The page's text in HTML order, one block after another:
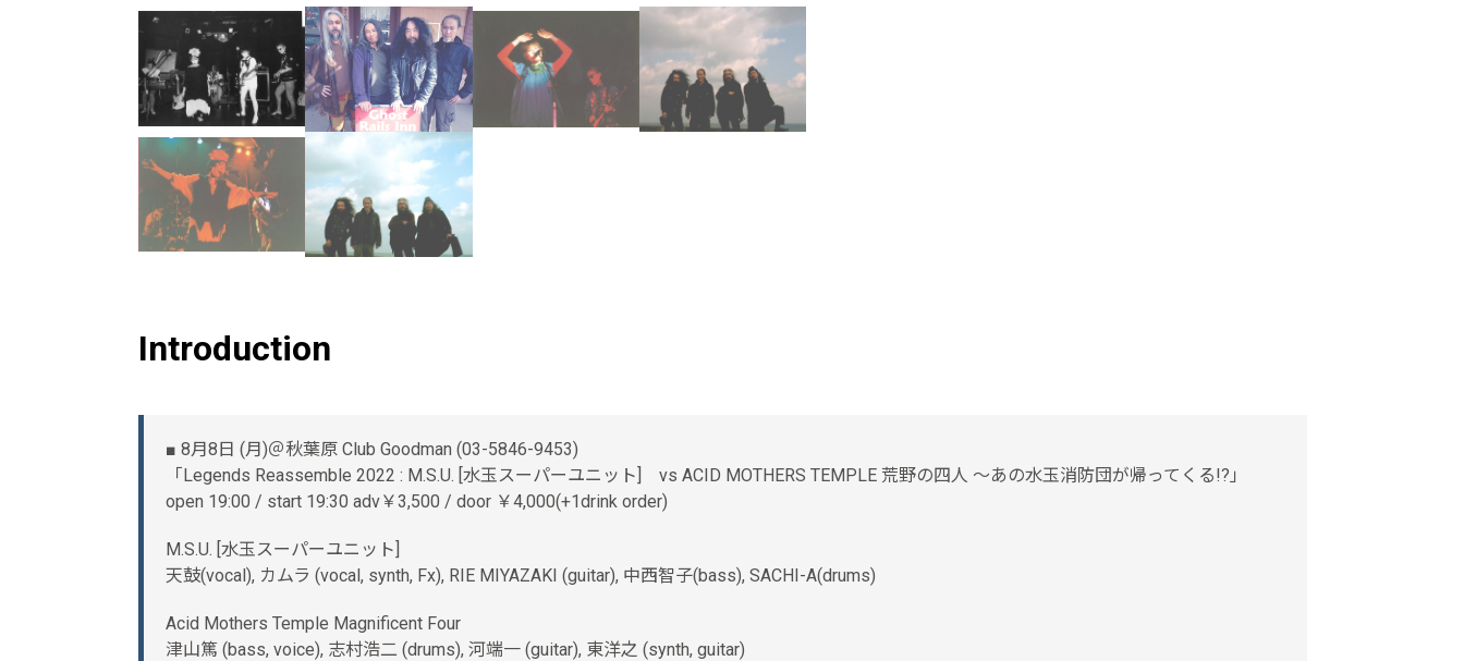
Introduction
■ 8月8日 (月)＠秋葉原 Club Goodman (03-5846-9453)
「Legends Reassemble 2022 : M.S.U. [水玉スーパーユニット] vs ACID MOTHERS TEMPLE 荒野の四人 ～あの水玉消防団が帰ってくる!?」
open 19:00 / start 19:30 adv￥3,500 / door ￥4,000(+1drink order)
M.S.U. [水玉スーパーユニット]
天鼓(vocal), カムラ (vocal, synth, Fx), RIE MIYAZAKI (guitar), 中西智子(bass), SACHI-A(drums)
Acid Mothers Temple Magnificent Four
津山篤 (bass, voice), 志村浩二 (drums), 河端一 (guitar), 東洋之 (synth, guitar)